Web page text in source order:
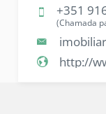
+351
(Chamada
http://